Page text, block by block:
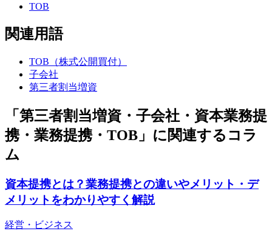
TOB
関連用語
TOB（株式公開買付）
子会社
第三者割当増資
「第三者割当増資・子会社・資本業務提
携・業務提携・TOB」に関連するコラ
ム
資本提携とは？業務提携との違いやメリット・デ
メリットをわかりやすく解説
経営・ビジネス